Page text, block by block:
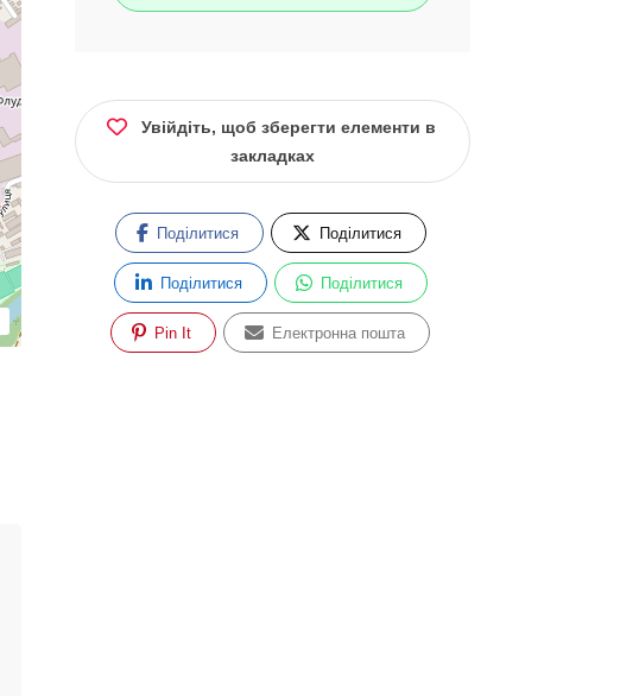
Увійдіть, щоб зберегти елементи в
закладках
Поділитися Поділитися
Поділитися Поділитися
Pin It Електронна пошта